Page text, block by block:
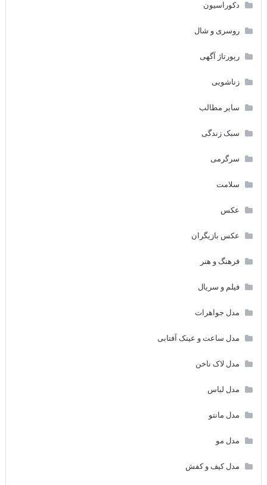
دکوراسیون
روسری و شال
رپورتاژ آگهی
زناشویی
سایر مطالب
سبک زندگی
سرگرمی
سلامت
عکس
عکس بازیگران
فرهنگ و هنر
فیلم و سریال
مدل جواهرات
مدل ساعت و عینک آفتابی
مدل لاک ناخن
مدل لباس
مدل مانتو
مدل مو
مدل کیف و کفش